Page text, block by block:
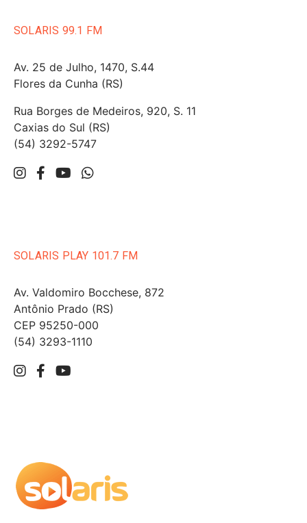
SOLARIS 99.1 FM
Av. 25 de Julho, 1470, S.44
Flores da Cunha (RS)
Rua Borges de Medeiros, 920, S. 11
Caxias do Sul (RS)
(54) 3292-5747
SOLARIS PLAY 101.7 FM
Av. Valdomiro Bocchese, 872
Antônio Prado (RS)
CEP 95250-000
(54) 3293-1110